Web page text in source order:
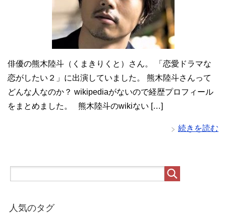
俳優の熊木陸斗（くまきりくと）さん。 「恋愛ドラマな
恋がしたい２」に出演していました。 熊木陸斗さんって
どんな人なのか？ wikipediaがないので経歴プロフィール
をまとめました。 熊木陸斗のwikiない […]
続きを読む
人気のタグ